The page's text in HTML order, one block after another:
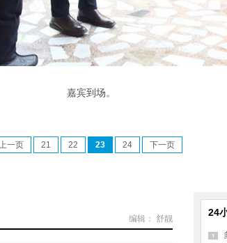
嘉宾到场。
一页 21 22 23 24 下一页
编辑： 舒靓
24